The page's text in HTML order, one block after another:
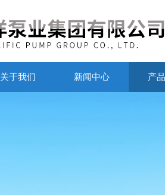
关于我们 新闻中心 产